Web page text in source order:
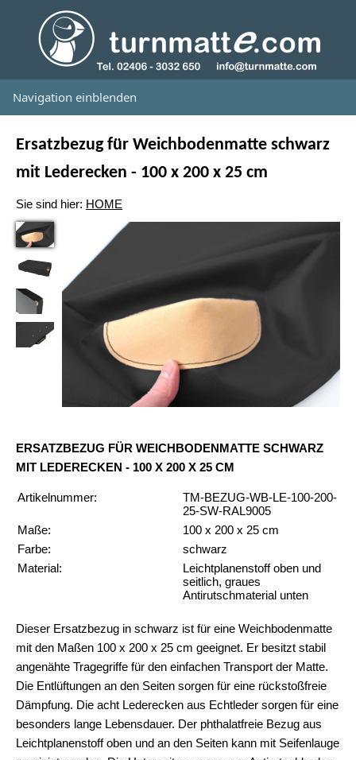
Navigation einblenden
Ersatzbezug für Weichbodenmatte schwarz
mit Lederecken - 100 x 200 x 25 cm
Sie sind hier: HOME
ERSATZBEZUG FÜR WEICHBODENMATTE SCHWARZ
MIT LEDERECKEN - 100 X 200 X 25 CM
Artikelnummer:
TM-BEZUG-WB-LE-100-200-
25-SW-RAL9005
Maße:
100 x 200 x 25 cm
Farbe:
schwarz
Material:
Leichtplanenstoff oben und
seitlich, graues
Antirutschmaterial unten
Dieser Ersatzbezug in schwarz ist für eine Weichbodenmatte
mit den Maßen 100 x 200 x 25 cm geeignet. Er besitzt stabil
angenähte Tragegriffe für den einfachen Transport der Matte.
Die Entlüftungen an den Seiten sorgen für eine rückstoßfreie
Dämpfung. Die acht Lederecken aus Echtleder sorgen für eine
besonders lange Lebensdauer. Der phthalatfreie Bezug aus
Leichtplanenstoff oben und an den Seiten kann mit Seifenlauge